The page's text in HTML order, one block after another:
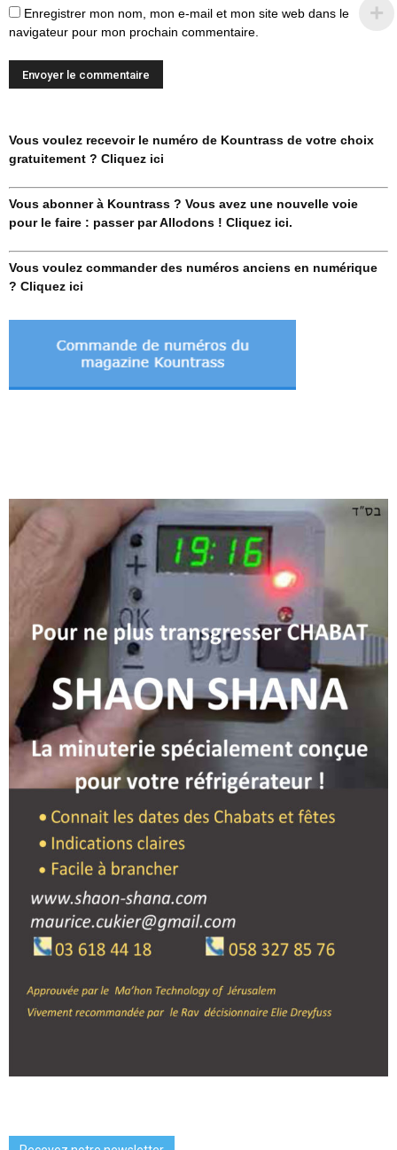
Enregistrer mon nom, mon e-mail et mon site web dans le
navigateur pour mon prochain commentaire.
Vous voulez recevoir le numéro de Kountrass de votre choix
gratuitement ? Cliquez ici
Vous abonner à Kountrass ? Vous avez une nouvelle voie
pour le faire : passer par Allodons ! Cliquez ici.
Vous voulez commander des numéros anciens en numérique
? Cliquez ici